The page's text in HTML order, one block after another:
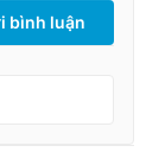
bình luận